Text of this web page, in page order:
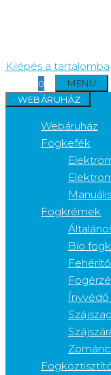
Kilépés a tartalomba
0
MENÜ
WEBÁRUHÁZ
Webáruház
Fogkefék
Fogkrémek
Bio